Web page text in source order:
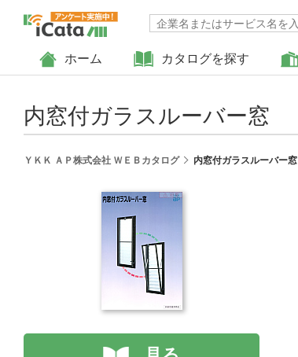
ホーム カタログを探す
内窓付ガラスルーバー窓
ＹＫＫ ＡＰ株式会社 ＷＥＢカタログ 内窓付ガラスルーバー窓